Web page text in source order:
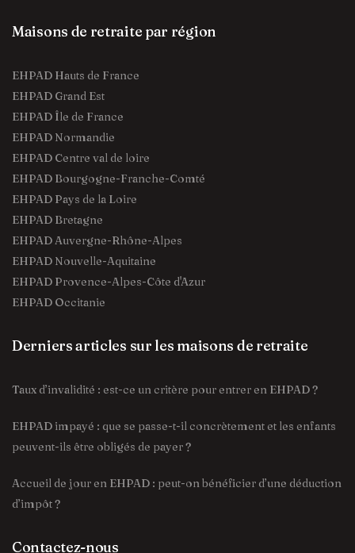
Maisons de retraite par région
EHPAD Hauts de France
EHPAD Grand Est
EHPAD Île de France
EHPAD Normandie
EHPAD Centre val de loire
EHPAD Bourgogne-Franche-Comté
EHPAD Pays de la Loire
EHPAD Bretagne
EHPAD Auvergne-Rhône-Alpes
EHPAD Nouvelle-Aquitaine
EHPAD Provence-Alpes-Côte d'Azur
EHPAD Occitanie
Derniers articles sur les maisons de retraite
Taux d’invalidité : est-ce un critère pour entrer en EHPAD ?
EHPAD impayé : que se passe-t-il concrètement et les enfants
peuvent-ils être obligés de payer ?
Accueil de jour en EHPAD : peut-on bénéficier d’une déduction
d’impôt ?
Contactez-nous